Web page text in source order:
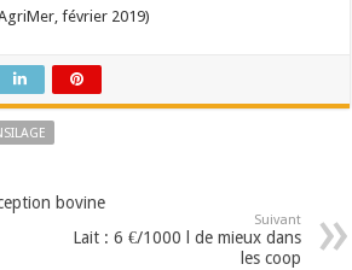
février 2019)
bovine
Suivant
Lait : 6 €/1000 l de mieux dans
les coop